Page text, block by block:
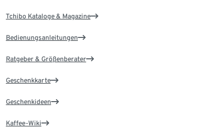
Tchibo Kataloge & Magazine
Bedienungsanleitungen
Ratgeber & Größenberater
Geschenkkarte
Geschenkideen
Kaffee-Wiki